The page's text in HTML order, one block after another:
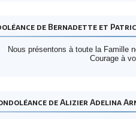
de Bernadette et
Nous présentons à toute la Famille
Courage à
de Alizier Adelina